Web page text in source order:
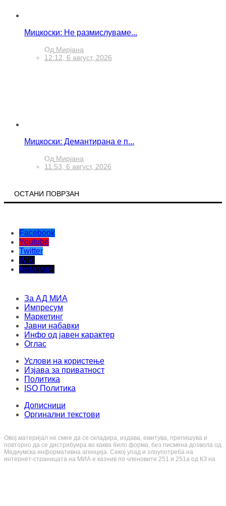
Мицкоски: Не размислуваме...
Од Мирјана
12:12, 6 август, 2026
Мицкоски: Демантирана е п...
Од Мирјана
11:53, 6 август, 2026
ОСТАНИ ПОВРЗАН
Facebook
Youtube
Twitter
Wiki
Instagram
За АД МИА
Импресум
Маркетинг
Јавни набавки
Инфо од јавен карактер
Оглас
Услови на користење
Изјава за приватност
Политика
ISO Политика
Дописници
Оргинални текстови
Овој материјал не смее да се складира, издава, емитува, препишува и
повторно да се дистрибуира во каква било форма, без писмена дозвола од
Медиумска информативна агенција. Секој упад и злоупотреба на
интернет-страницата на МИА е казнив по членовите 251 и 251a од КЗ на